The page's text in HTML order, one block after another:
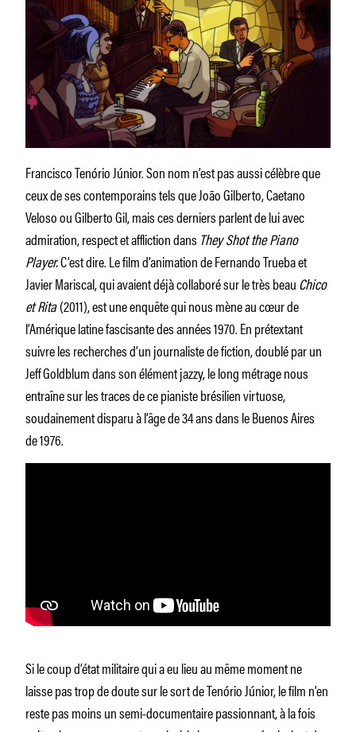
Francisco Tenório Júnior. Son nom n’est pas aussi célèbre que
ceux de ses contemporains tels que João Gilberto, Caetano
Veloso ou Gilberto Gil, mais ces derniers parlent de lui avec
admiration, respect et affliction dans They Shot the Piano
Player.C’est dire. Le film d’animation de Fernando Trueba et
Javier Mariscal, qui avaient déjà collaboré sur le très beauChico
et Rita(2011), est une enquête qui nous mène au cœur de
l’Amérique latine fascisante des années 1970. En prétextant
suivre les recherches d’un journaliste de fiction, doublé par un
Jeff Goldblum dans son élément jazzy, le long métrage nous
entraîne sur les traces de ce pianiste brésilien virtuose,
soudainement disparu à l’âge de 34 ans dans le Buenos Aires
de 1976.
Si le coup d’état militaire qui a eu lieu au même moment ne
laisse pas trop de doute sur le sort de Tenório Júnior, le film n’en
reste pas moins un semi-documentaire passionnant, à la fois